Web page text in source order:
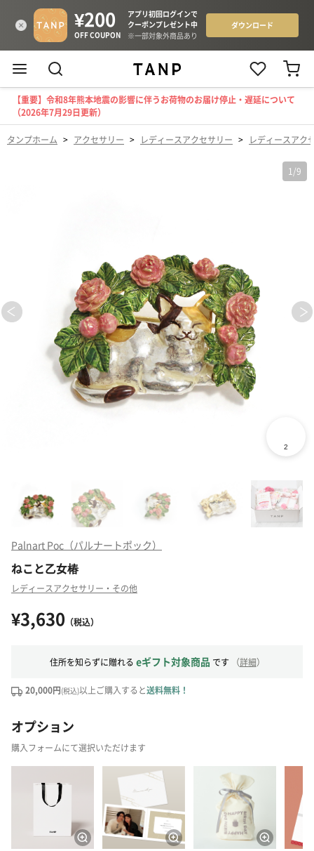
【重要】令和8年熊本地震の影響に伴うお荷物のお届け停止・遅延について
（2026年7月29日更新）
タンプホーム > アクセサリー > レディースアクセサリー > レディースアク
1 /9
Palnart Poc（パルナートポック）
ねこと乙女椿
レディースアクセサリー・その他
¥3,630 （税込）
住所を知らずに贈れる eギフト対象商品 です （詳細）
20,000円(税込)以上ご購入すると送料無料！
オプション
購入フォームにて選択いただけます